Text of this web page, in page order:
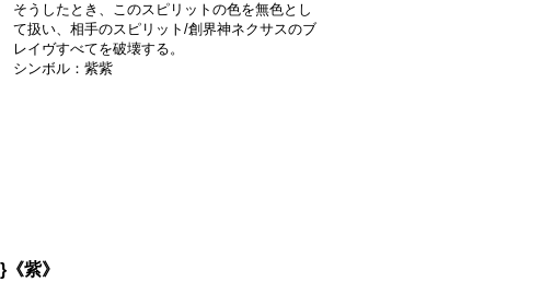
そうしたとき、このスピリットの色を無色とし
て扱い、相手のスピリット/創界神ネクサスのブ
レイヴすべてを破壊する。
シンボル：紫紫
紫》